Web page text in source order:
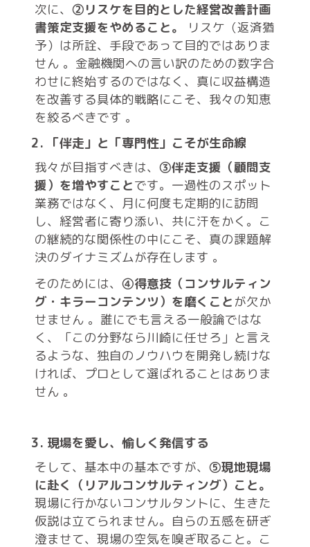
次に、 ②リスケを目的とした経営改善計画
書策定支援をやめること。
リスケ（返済猶
予）は所詮、手段であって目的ではありま
せん 。金融機関への言い訳のための数字合
わせに終始するのではなく、真に収益構造
を改善する具体的戦略にこそ、我々の知恵
を絞るべきです 。
2. 「伴走」と「専門性」こそが生命線
我々が目指すべきは、 ③伴走支援（顧問支
援）を増やすことです。一過性のスポット
業務ではなく、月に何度も定期的に訪問
し、経営者に寄り添い、共に汗をかく。こ
の継続的な関係性の中にこそ、真の課題解
決のダイナミズムが存在します 。
そのためには、 ④得意技（コンサルティン
グ・キラーコンテンツ）を磨くこと が欠か
せません 。誰にでも言える一般論ではな
く、「この分野なら川崎に任せろ」と言え
るような、独自のノウハウを開発し続けな
ければ、プロとして選ばれることはありま
せん 。
3. 現場を愛し、愉しく発信する
そして、基本中の基本ですが、 ⑤現地現場
に赴く（リアルコンサルティング）こと。
現場に行かないコンサルタントに、生きた
仮説は立てられません。自らの五感を研ぎ
澄ませて、現場の空気を嗅ぎ取ること。こ